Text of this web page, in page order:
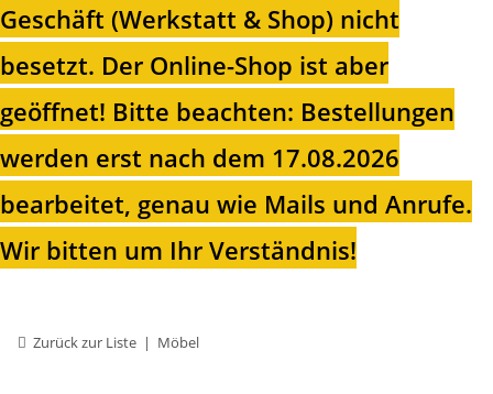
Geschäft (Werkstatt & Shop) nicht
besetzt. Der Online-Shop ist aber
geöffnet! Bitte beachten: Bestellungen
werden erst nach dem 17.08.2026
bearbeitet, genau wie Mails und Anrufe.
Wir bitten um Ihr Verständnis!
Zurück zur Liste Möbel